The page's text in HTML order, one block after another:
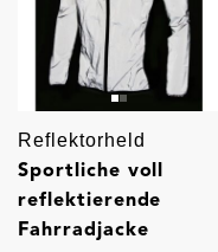
Reflektorheld
Sportliche voll
reflektierende
Fahrradjacke